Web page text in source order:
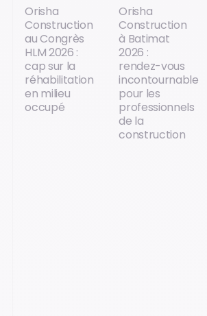
Orisha
Construction
au Congrès
HLM 2026 :
cap sur la
réhabilitation
en milieu
occupé
Orisha
Construction
à Batimat
2026 :
rendez-vous
incontournable
pour les
professionnels
de la
construction